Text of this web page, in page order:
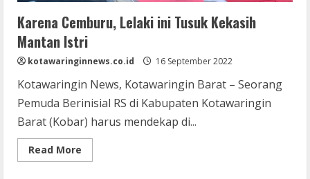
Karena Cemburu, Lelaki ini Tusuk Kekasih
Mantan Istri
kotawaringinnews.co.id 16 September 2022
Kotawaringin News, Kotawaringin Barat – Seorang
Pemuda Berinisial RS di Kabupaten Kotawaringin
Barat (Kobar) harus mendekap di...
Read More
more